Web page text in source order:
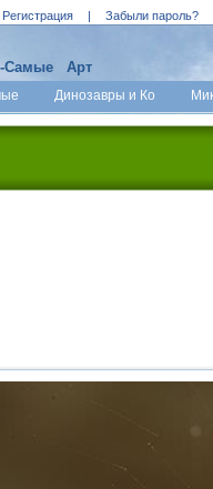
Регистрация | Забыли пароль?
Динозавры и Ко
Самые Арт